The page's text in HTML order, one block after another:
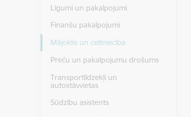
Līgumi un pakalpojumi
Finanšu pakalpojumi
Mājoklis un celtniecība
Preču un pakalpojumu drošums
Transportlīdzekļi un
autostāvvietas
Sūdzību asistents